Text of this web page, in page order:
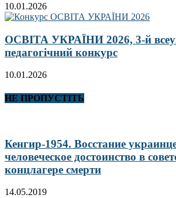
10.01.2026
ОСВІТА УКРАЇНИ 2026, 3-й
педагогічний конкурс
10.01.2026
НЕ ПРОПУСТІТЬ
Кенгир-1954. Восстание
человеческое достоинство в
концлагере смерти
14.05.2019